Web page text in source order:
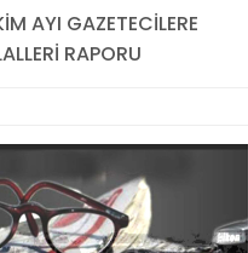
AYI GAZETECİLERE
RAPORU